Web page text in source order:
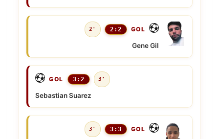
2' 2:2 GOL
Gene Gil
GOL 3:2 3'
Sebastian Suarez
3' 3:3 GOL